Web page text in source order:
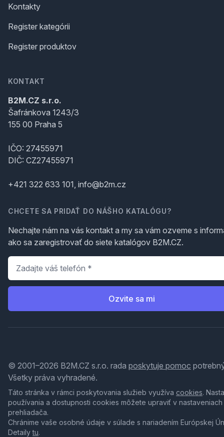
Kontakty
Register kategórii
Register produktov
KONTAKT
B2M.CZ s.r.o.
Šafránkova 1243/3
155 00 Praha 5
IČO: 27455971
DIČ: CZ27455971
+421 322 633 101, info@b2m.cz
CHCETE SA PRIDAŤ DO NÁŠHO KATALÓGU?
Nechajte nám na vás kontakt a my sa vám ozveme s
ako sa zaregistrovať do siete katalógov B2M.CZ.
Telefón
Ozvite sa mi
© 2001–2026 B2M.CZ s.r.o. rada poskytuje pomoc
Všetky práva vyhradené.
Táto stránka v rámci poskytovania služieb využíva cookies.
používania a dostupnosti cookies môžete upraviť v nastaveniach
prehliadača.
Chránime vaše osobné údaje v súlade s nariadením Európskej
Detailytu.